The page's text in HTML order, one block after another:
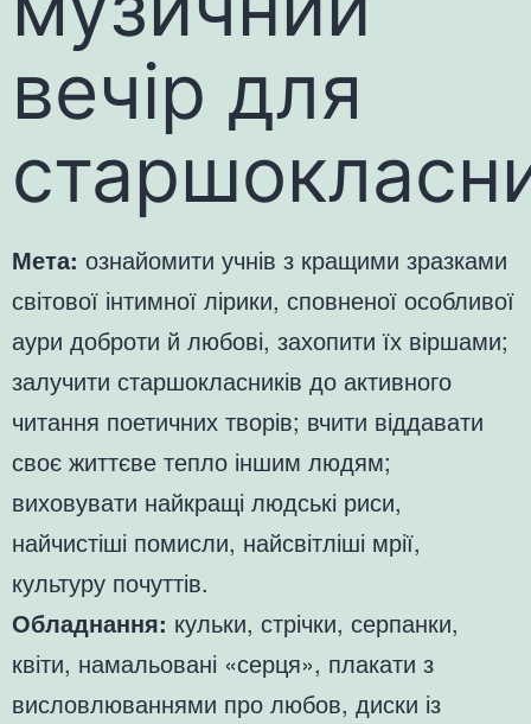
вечір для
Мета: ознайомити учнів з кращими зразками
світової інтимної лірики, сповненої особливої
аури доброти й любові, захопити їх віршами;
залучити старшокласників до активного
читання поетичних творів; вчити віддавати
своє життєве тепло іншим людям;
виховувати найкращі людські риси,
найчистіші помисли, найсвітліші мрії,
культуру почуттів.
Обладнання: кульки, стрічки, серпанки,
квіти, намальовані «серця», плакати з
висловлюваннями про любов, диски із